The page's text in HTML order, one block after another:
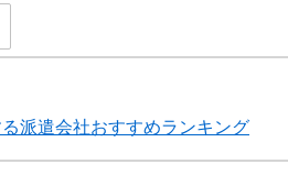
派遣会社おすすめランキング